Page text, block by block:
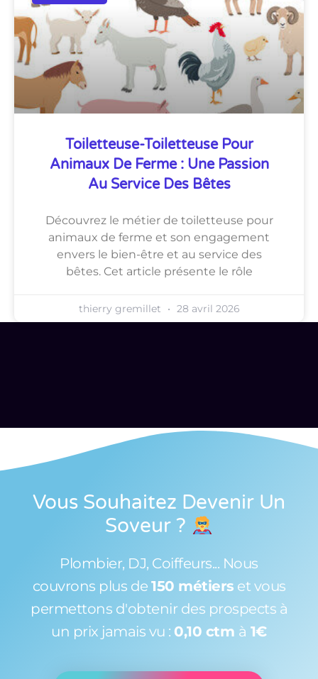
Toiletteuse-Toiletteuse Pour
Animaux De Ferme : Une Passion
Au Service Des Bêtes
Découvrez le métier de toiletteuse pour
animaux de ferme et son engagement
envers le bien-être et au service des
bêtes. Cet article présente le rôle
thierry gremillet 28 avril 2026
Vous Souhaitez Devenir Un
Soveur ?
Plombier, DJ, Coiffeurs... Nous
couvrons plus de 150 métiers et vous
permettons d'obtenir des prospects à
un prix jamais vu : 0,10 ctm à 1€